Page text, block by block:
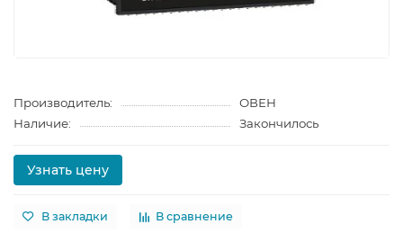
Производитель:
ОВЕН
Наличие:
Закончилось
Узнать цену
В закладки В сравнение